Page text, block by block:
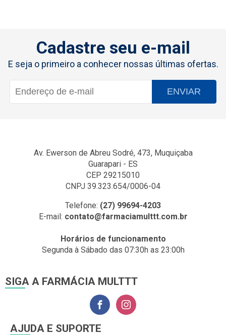
Cadastre seu e-mail
E seja o primeiro a conhecer nossas últimas ofertas.
ENVIAR
Av. Ewerson de Abreu Sodré, 473, Muquiçaba
Guarapari - ES
CEP 29215010
CNPJ 39.323.654/0006-04
Telefone: (27) 99694-4203
E-mail: contato@farmaciamulttt.com.br
Horários de funcionamento
Segunda à Sábado das 07:30h as 23:00h
SIGA A FARMÁCIA MULTTT
AJUDA E SUPORTE